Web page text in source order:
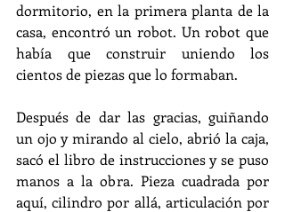
dormitorio, en la primera planta de la
casa, encontró un robot. Un robot que
había que construir uniendo los
cientos de piezas que lo formaban.
Después de dar las gracias, guiñando
un ojo y mirando al cielo, abrió la caja,
sacó el libro de instrucciones y se puso
manos a la obra. Pieza cuadrada por
aquí, cilindro por allá, articulación por